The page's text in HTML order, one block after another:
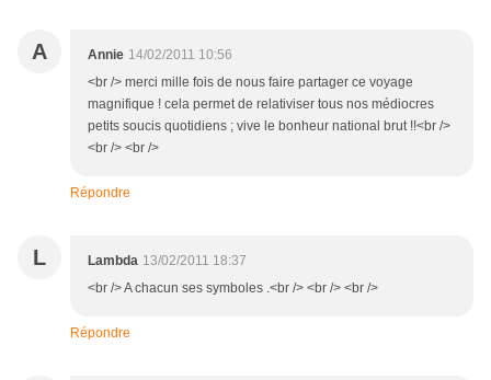
A Annie 14/02/2011 10:56
<br /> merci mille fois de nous faire partager ce voyage
magnifique ! cela permet de relativiser tous nos médiocres
petits soucis quotidiens ; vive le bonheur national brut !!<br />
<br /> <br />
Répondre
L Lambda 13/02/2011 18:37
<br /> A chacun ses symboles .<br /> <br /> <br />
Répondre